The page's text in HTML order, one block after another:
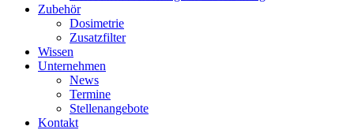
Zubehör
Dosimetrie
Zusatzfilter
Wissen
Unternehmen
News
Termine
Stellenangebote
Kontakt